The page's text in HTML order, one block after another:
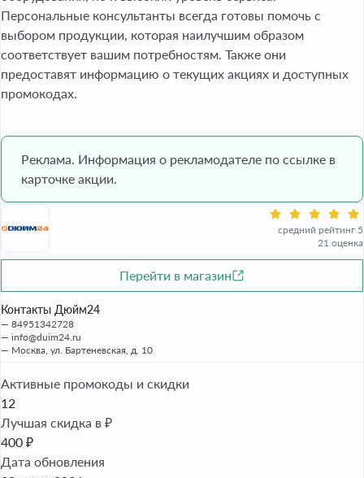
Персональные консультанты всегда готовы помочь с
выбором продукции, которая наилучшим образом
соответствует вашим потребностям. Также они
предоставят информацию о текущих акциях и доступных
промокодах.
Реклама. Информация о рекламодателе по ссылке в
карточке акции.
средний рейтинг 5
21 оценка
Перейти в магазин
Контакты Дюйм24
84951342728
info@duim24.ru
Москва, ул. Бартеневская, д. 10
Активные промокоды и скидки
12
Лучшая скидка в ₽
400 ₽
Дата обновления